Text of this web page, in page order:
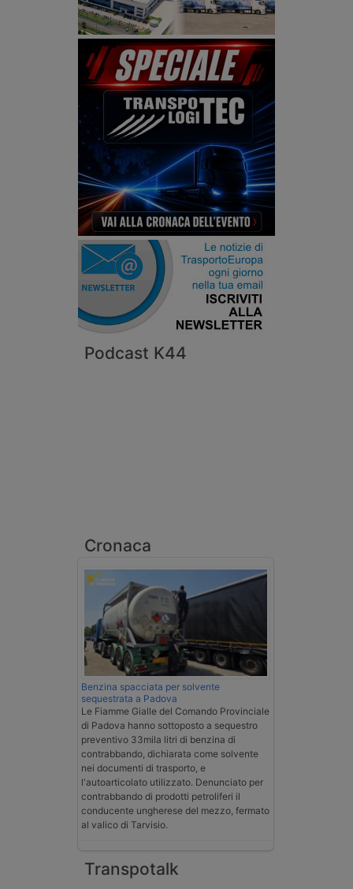
Podcast K44
Cronaca
Benzina spacciata per solvente
sequestrata a Padova
Le Fiamme Gialle del Comando Provinciale
di Padova hanno sottoposto a sequestro
preventivo 33mila litri di benzina di
contrabbando, dichiarata come solvente
nei documenti di trasporto, e
l'autoarticolato utilizzato. Denunciato per
contrabbando di prodotti petroliferi il
conducente ungherese del mezzo, fermato
al valico di Tarvisio.
Transpotalk